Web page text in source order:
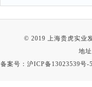
© 2019 上海贵虎实业
地
备案号：沪ICP备13023539号-